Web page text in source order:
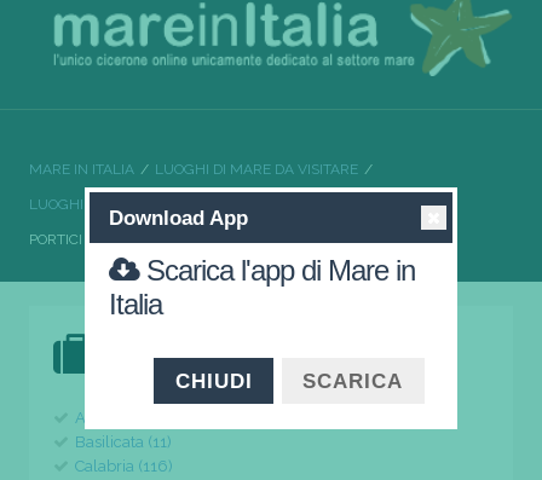
MARE IN ITALIA LUOGHI DI MARE DA VISITARE
LUOGHI DI MARE DA VISITARE CAMPANIA
PORTICI UNA VACANZA REALE
Abruzzo (24)
Basilicata (11)
Calabria (116)
Download App
Scarica l'app di Mare in
Italia
CHIUDI SCARICA